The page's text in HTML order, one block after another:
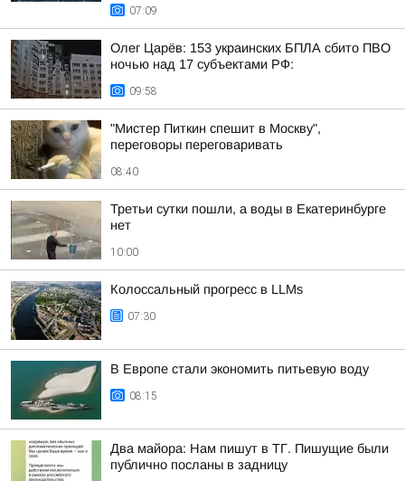
07:09
Олег Царёв: 153 украинских БПЛА сбито ПВО
ночью над 17 субъектами РФ:
09:58
"Мистер Питкин спешит в Москву",
переговоры переговаривать
08:40
Третьи сутки пошли, а воды в Екатеринбурге
нет
10:00
Колоссальный прогресс в LLMs
07:30
В Европе стали экономить питьевую воду
08:15
Два майора: Нам пишут в ТГ. Пишущие были
публично посланы в задницу